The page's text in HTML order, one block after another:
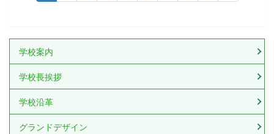
学校案内
学校長挨拶
学校沿革
グランドデザイン